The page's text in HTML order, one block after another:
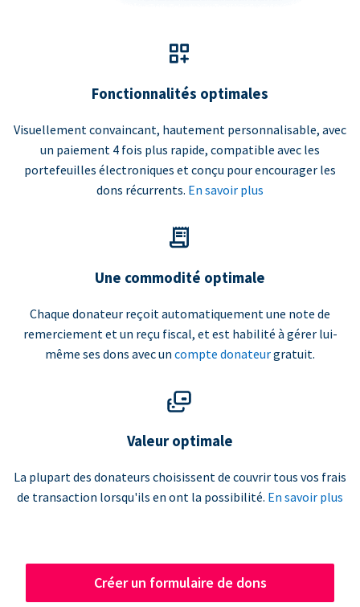
Fonctionnalités optimales
Visuellement convaincant, hautement personnalisable, avec
un paiement 4 fois plus rapide, compatible avec les
portefeuilles électroniques et conçu pour encourager les
dons récurrents. En savoir plus
Une commodité optimale
Chaque donateur reçoit automatiquement une note de
remerciement et un reçu fiscal, et est habilité à gérer lui-
même ses dons avec un compte donateurgratuit.
Valeur optimale
La plupart des donateurs choisissent de couvrir tous vos frais
de transaction lorsqu'ils en ont la possibilité. En savoir plus
Créer un formulaire de dons